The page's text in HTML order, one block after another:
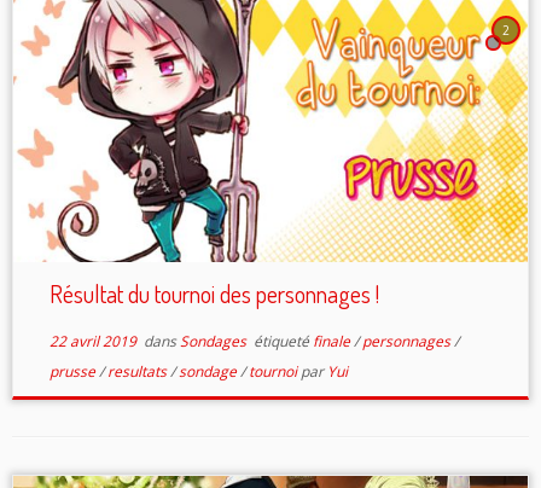
2
Résultat du tournoi des personnages !
22 avril 2019dansSondages étiqueté finale/personnages/
prusse/resultats/sondage/tournoipar Yui